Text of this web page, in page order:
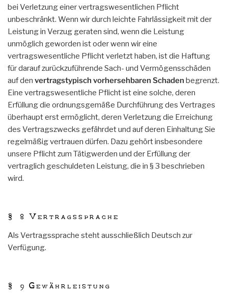
bei Verletzung einer vertragswesentlichen Pflicht
unbeschränkt. Wenn wir durch leichte Fahrlässigkeit mit der
Leistung in Verzug geraten sind, wenn die Leistung
unmöglich geworden ist oder wenn wir eine
vertragswesentliche Pflicht verletzt haben, ist die Haftung
für darauf zurückzuführende Sach- und Vermögensschäden
auf den vertragstypisch vorhersehbaren Schaden begrenzt.
Eine vertragswesentliche Pflicht ist eine solche, deren
Erfüllung die ordnungsgemäße Durchführung des Vertrages
überhaupt erst ermöglicht, deren Verletzung die Erreichung
des Vertragszwecks gefährdet und auf deren Einhaltung Sie
regelmäßig vertrauen dürfen. Dazu gehört insbesondere
unsere Pflicht zum Tätigwerden und der Erfüllung der
vertraglich geschuldeten Leistung, die in § 3 beschrieben
wird.
§ 8 Vertragssprache
Als Vertragssprache steht ausschließlich Deutsch zur
Verfügung.
§ 9 Gewährleistung